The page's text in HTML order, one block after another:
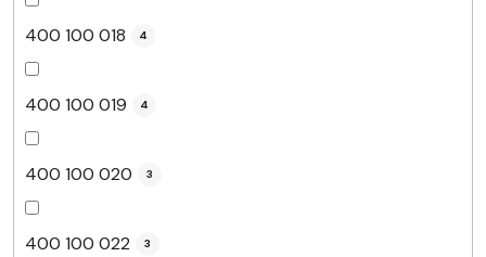
400 100 018 4
400 100 019 4
400 100 020 3
400 100 022 3